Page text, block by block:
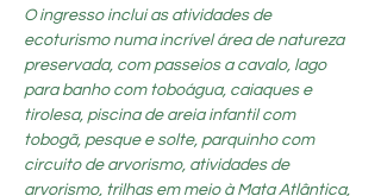
O ingresso inclui as atividades de
ecoturismo numa incrível área de natureza
preservada, com passeios a cavalo, lago
para banho com toboágua, caiaques e
tirolesa, piscina de areia infantil com
tobogã, pesque e solte, parquinho com
circuito de arvorismo, atividades de
arvorismo, trilhas em meio à Mata Atlântica,